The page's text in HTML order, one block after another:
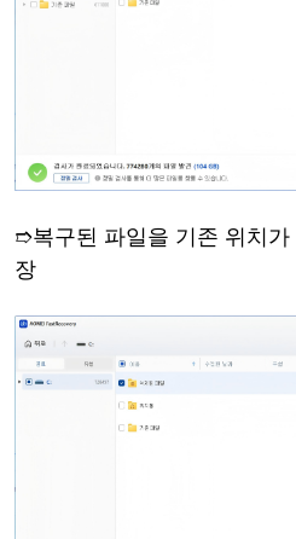
➱복구된 파일을 기존 위치가
장